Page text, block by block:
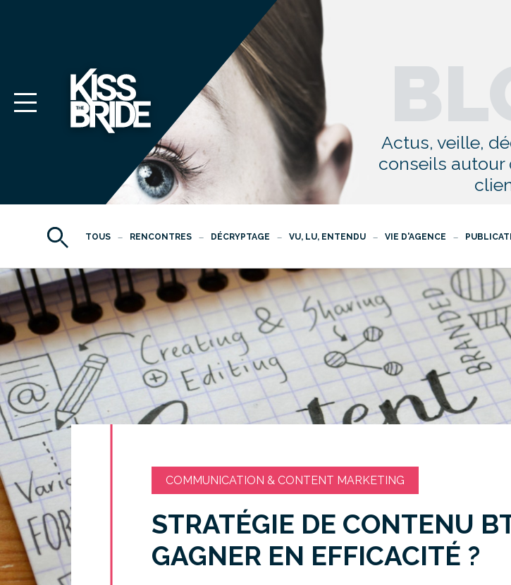
Actus, veille,
conseils autour
TOUS RENCONTRES DÉCRYPTAGE VU, LU, ENTENDU VIE D'AGENCE
COMMUNICATION & CONTENT MARKETING
STRATÉGIE DE CONTENU
GAGNER EN EFFICACITÉ ?